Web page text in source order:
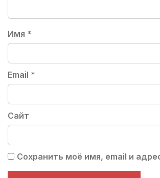
Имя *
Email *
Сайт
Сохранить моё имя, email и